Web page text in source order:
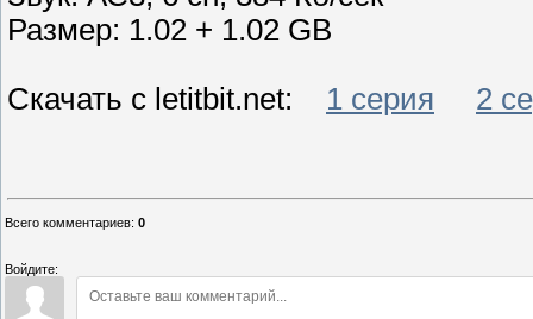
Размер: 1.02 + 1.02 GB
Скачать с letitbit.net: 1 серия 2
Всего комментариев: 0
Войдите: